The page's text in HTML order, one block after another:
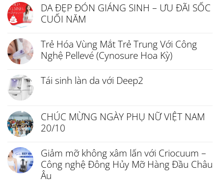
DA ĐẸP ĐÓN GIÁNG SINH – ƯU ĐÃI SỐC
CUỐI NĂM
Trẻ Hóa Vùng Mắt Trẻ Trung Với Công
Nghệ Pellevé (Cynosure Hoa Kỳ)
Tái sinh làn da với Deep2
CHÚC MỪNG NGÀY PHỤ NỮ VIỆT NAM
20/10
Giảm mỡ không xâm lấn với Criocuum –
Công nghệ Đông Hủy Mỡ Hàng Đầu Châu
Âu